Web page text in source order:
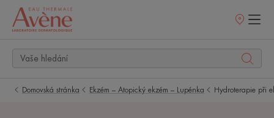
Prodejní
Domovská stránka Ekzém – Atopický ekzém – Lupénka Hydroterapie při